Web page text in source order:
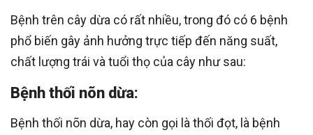
Bệnh trên cây dừa có rất nhiều, trong đó có 6 bệnh
phổ biến gây ảnh hưởng trực tiếp đến năng suất,
chất lượng trái và tuổi thọ của cây như sau:
Bệnh thối nõn dừa:
Bệnh thối nõn dừa, hay còn gọi là thối đọt, là bệnh